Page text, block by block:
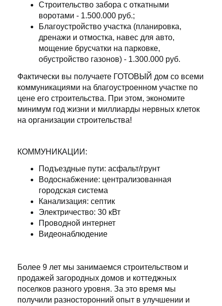
Строительство забора с откатными
воротами - 1.500.000 руб.;
Благоустройство участка (планировка,
дренажи и отмостка, навес для авто,
мощение брусчатки на парковке,
обустройство газонов) - 1.300.000 руб.
Фактически вы получаете ГОТОВЫЙ дом со всеми
коммуникациями на благоустроенном участке по
цене его строительства. При этом, экономите
минимум год жизни и миллиарды нервных клеток
на организации строительства!
КОММУНИКАЦИИ:
Подъездные пути: асфальт/грунт
Водоснабжение: централизованная
городская система
Канализация: септик
Электричество: 30 кВт
Проводной интернет
Видеонаблюдение
Более 9 лет мы занимаемся строительством и
продажей загородных домов и коттеджных
поселков разного уровня. За это время мы
получили разносторонний опыт в улучшении и